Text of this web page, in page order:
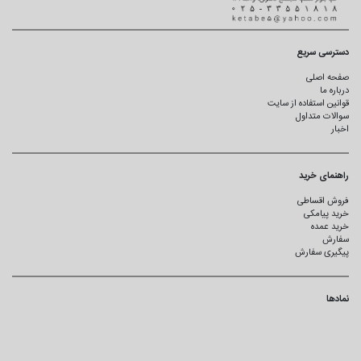
دسترسی سریع
صفحه اصلی
درباره ما
قوانین استفاده از سایت
سوالات متداول
اخبار
راهنمای خرید
فروش اقساطی
خرید پیامکی
خرید عمده
سفارش
پیگیری سفارش
نمادها